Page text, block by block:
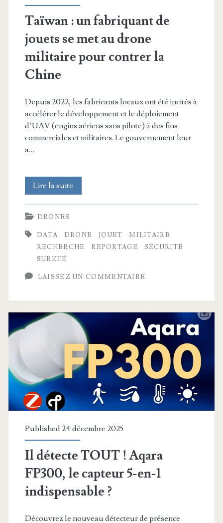
Taïwan : un fabriquant de
jouets se met au drone
militaire pour contrer la
Chine
Depuis 2022, les fabricants locaux ont été incités à
accélérer le développement et le déploiement
d’UAV (engins aériens sans pilote) à des fins
commerciales et militaires. Le gouvernement leur
a…
Lire la suite
:
fabriquant
jouets
met
au
drone
militaire
contrer
DRONES
DATA DRONE JOUET
MILITAIRE
RECHERCHE
REPORTAGE
SÉCURITÉ
SURETÉ
LAISSEZ UN COMMENTAIRE
Published 24 décembre 2025
Il détecte TOUT ! Aqara
FP300, le capteur 5-en-1
indispensable ?
Découvrez le nouveau détecteur de présence